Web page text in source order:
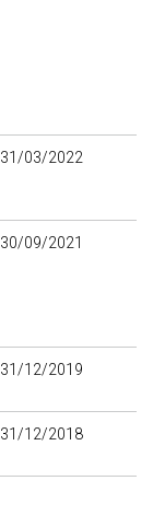
31/03/2022
30/09/2021
31/12/2019
31/12/2018